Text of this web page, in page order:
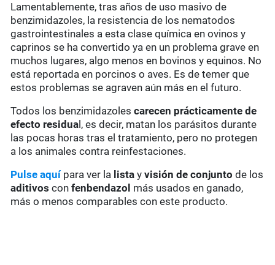
Lamentablemente, tras años de uso masivo de
benzimidazoles, la resistencia de los nematodos
gastrointestinales a esta clase química en ovinos y
caprinos se ha convertido ya en un problema grave en
muchos lugares, algo menos en bovinos y equinos. No
está reportada en porcinos o aves. Es de temer que
estos problemas se agraven aún más en el futuro.
Todos los benzimidazolescarecen prácticamente de
efecto residua l, es decir, matan los parásitos durante
las pocas horas tras el tratamiento, pero no protegen
a los animales contra reinfestaciones.
Pulse aquípara ver la lista yvisión de conjunto de los
aditivos confenbendazol más usados en ganado,
más o menos comparables con este producto.